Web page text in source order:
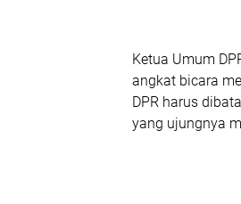
Ketua Umum
angkat bicara
DPR harus
yang ujungnya